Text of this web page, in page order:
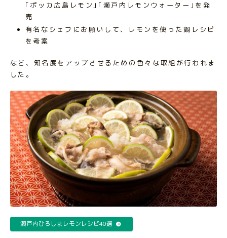
｢ポッカ広島レモン｣｢瀬戸内レモンウォーター｣を発
売
有名なシェフにお願いして、レモンを使った鍋レシピ
を考案
など、知名度をアップさせるための色々な取組が行われま
した。
瀬戸内ひろしまレモンレシピ40選